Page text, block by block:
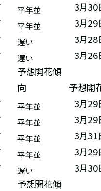
平年並
3月30
平年並
3月29
遅い
3月28
遅い 3月26
予想開花傾
向
予想開
平年並
3月29
平年並
3月29
平年並
3月31
平年並
3月29
遅い 3月30
予想開花傾